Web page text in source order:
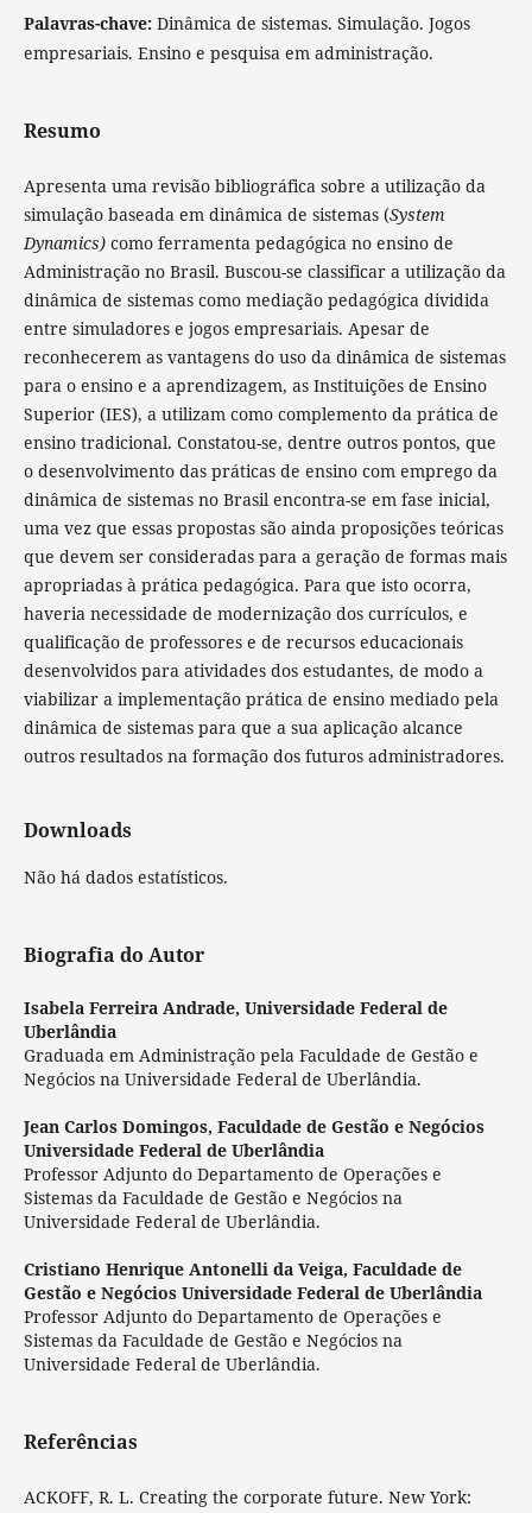
Palavras-chave: Dinâmica de sistemas. Simulação. Jogos
empresariais. Ensino e pesquisa em administração.
Resumo
Apresenta uma revisão bibliográfica sobre a utilização da
simulação baseada em dinâmica de sistemas (System
Dynamics)como ferramenta pedagógica no ensino de
Administração no Brasil. Buscou-se classificar a utilização da
dinâmica de sistemas como mediação pedagógica dividida
entre simuladores e jogos empresariais. Apesar de
reconhecerem as vantagens do uso da dinâmica de sistemas
para o ensino e a aprendizagem, as Instituições de Ensino
Superior (IES), a utilizam como complemento da prática de
ensino tradicional. Constatou-se, dentre outros pontos, que
o desenvolvimento das práticas de ensino com emprego da
dinâmica de sistemas no Brasil encontra-se em fase inicial,
uma vez que essas propostas são ainda proposições teóricas
que devem ser consideradas para a geração de formas mais
apropriadas à prática pedagógica. Para que isto ocorra,
haveria necessidade de modernização dos currículos, e
qualificação de professores e de recursos educacionais
desenvolvidos para atividades dos estudantes, de modo a
viabilizar a implementação prática de ensino mediado pela
dinâmica de sistemas para que a sua aplicação alcance
outros resultados na formação dos futuros administradores.
Downloads
Não há dados estatísticos.
Biografia do Autor
Isabela Ferreira Andrade, Universidade Federal de
Uberlândia
Graduada em Administração pela Faculdade de Gestão e
Negócios na Universidade Federal de Uberlândia.
Jean Carlos Domingos, Faculdade de Gestão e Negócios
Universidade Federal de Uberlândia
Professor Adjunto do Departamento de Operações e
Sistemas da Faculdade de Gestão e Negócios na
Universidade Federal de Uberlândia.
Cristiano Henrique Antonelli da Veiga, Faculdade de
Gestão e Negócios Universidade Federal de Uberlândia
Professor Adjunto do Departamento de Operações e
Sistemas da Faculdade de Gestão e Negócios na
Universidade Federal de Uberlândia.
Referências
ACKOFF, R. L. Creating the corporate future. New York: